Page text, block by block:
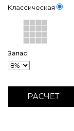
Классическая
Запас: